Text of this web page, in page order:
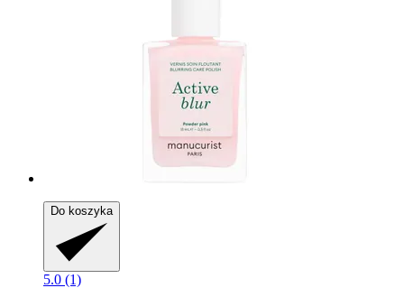
Do koszyka
5.0 (1)